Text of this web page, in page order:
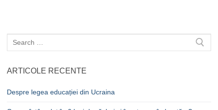
Caută
după:
ARTICOLE RECENTE
Despre legea educației din Ucraina